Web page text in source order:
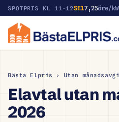
SPOTPRIS KL 11-12SE17,25öre/
Bästa Elpris › Utan
Elavtal utan
2026